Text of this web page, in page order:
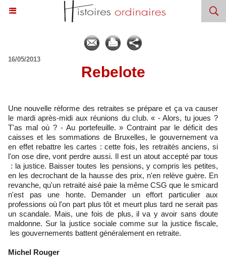
16/05/2013
Rebelote
Une nouvelle réforme des retraites se prépare et ça va causer
le mardi après-midi aux réunions du club. « - Alors, tu joues ?
T'as mal où ? - Au portefeuille. » Contraint par le déficit des
caisses et les sommations de Bruxelles, le gouvernement va
en effet rebattre les cartes : cette fois, les retraités anciens, si
l'on ose dire, vont perdre aussi. Il est un atout accepté par tous
: la justice. Baisser toutes les pensions, y compris les petites,
en les decrochant de la hausse des prix, n'en relève guère. En
revanche, qu'un retraité aisé paie la même CSG que le smicard
n'est pas une honte. Demander un effort particulier aux
professions où l'on part plus tôt et meurt plus tard ne serait pas
un scandale. Mais, une fois de plus, il va y avoir sans doute
maldonne. Sur la justice sociale comme sur la justice fiscale,
les gouvernements battent généralement en retraite.
Michel Rouger